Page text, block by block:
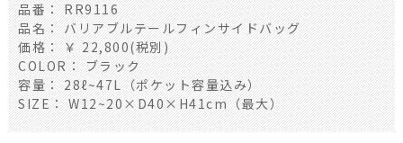
品番： RR9116
品名： バリアブルテールフィンサイドバッグ
価格： ￥ 22,800(税別)
COLOR： ブラック
容量： 28ℓ~47L（ポケット容量込み）
SIZE： W12~20×D40×H41cm（最大）